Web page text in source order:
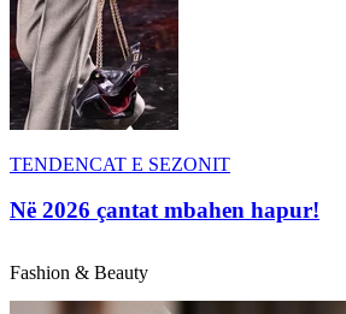
TENDENCAT E SEZONIT
Në 2026 çantat mbahen hapur!
Fashion & Beauty